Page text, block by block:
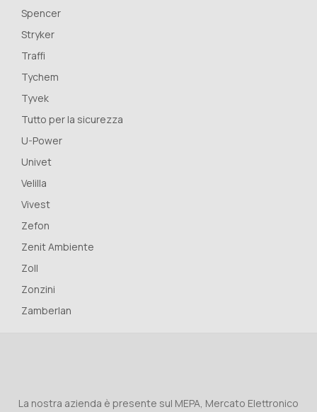
Spencer
Stryker
Traffi
Tychem
Tyvek
Tutto per la sicurezza
U-Power
Univet
Velilla
Vivest
Zefon
Zenit Ambiente
Zoll
Zonzini
Zamberlan
La nostra azienda è presente sul MEPA, Mercato Elettronico